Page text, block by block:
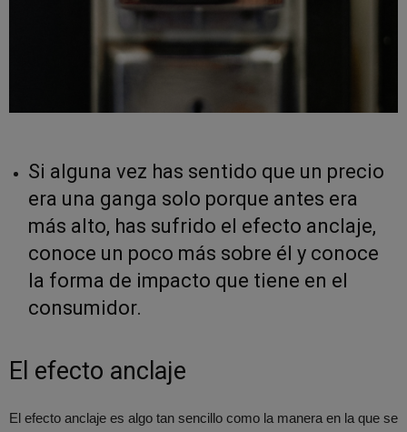
Si alguna vez has sentido que un precio
era una ganga solo porque antes era
más alto, has sufrido el efecto anclaje,
conoce un poco más sobre él y conoce
la forma de impacto que tiene en el
consumidor.
El efecto anclaje
El efecto anclaje es algo tan sencillo como la manera en la que se